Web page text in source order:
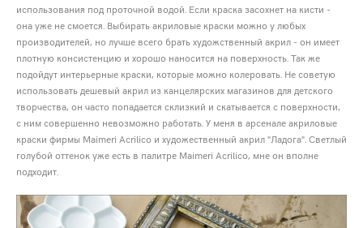
использования под проточной водой. Если краска засохнет на кисти -
она уже не смоется. Выбирать акриловые краски можно у любых
производителей, но лучше всего брать художственный акрил - он имеет
плотную консистенцию и хорошо наносится на поверхность. Так же
подойдут интерьерные краски, которые можно колеровать. Не советую
использовать дешевый акрил из канцелярских магазинов для детского
творчества, он часто попадается склизкий и скатывается с поверхности,
с ним совершенно невозможно работать. У меня в арсенале акриловые
краски фирмы Maimeri Acrilico и художественный акрил "Ладога". Светлый
голубой оттенок уже есть в палитре Maimeri Acrilico, мне он вполне
подходит.